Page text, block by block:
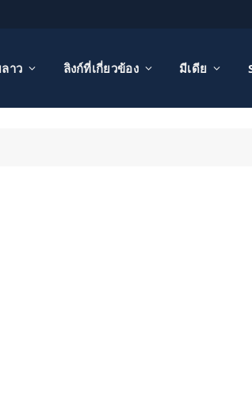
าว ลิงก์ที่เกี่ยวข้อง มีเดีย